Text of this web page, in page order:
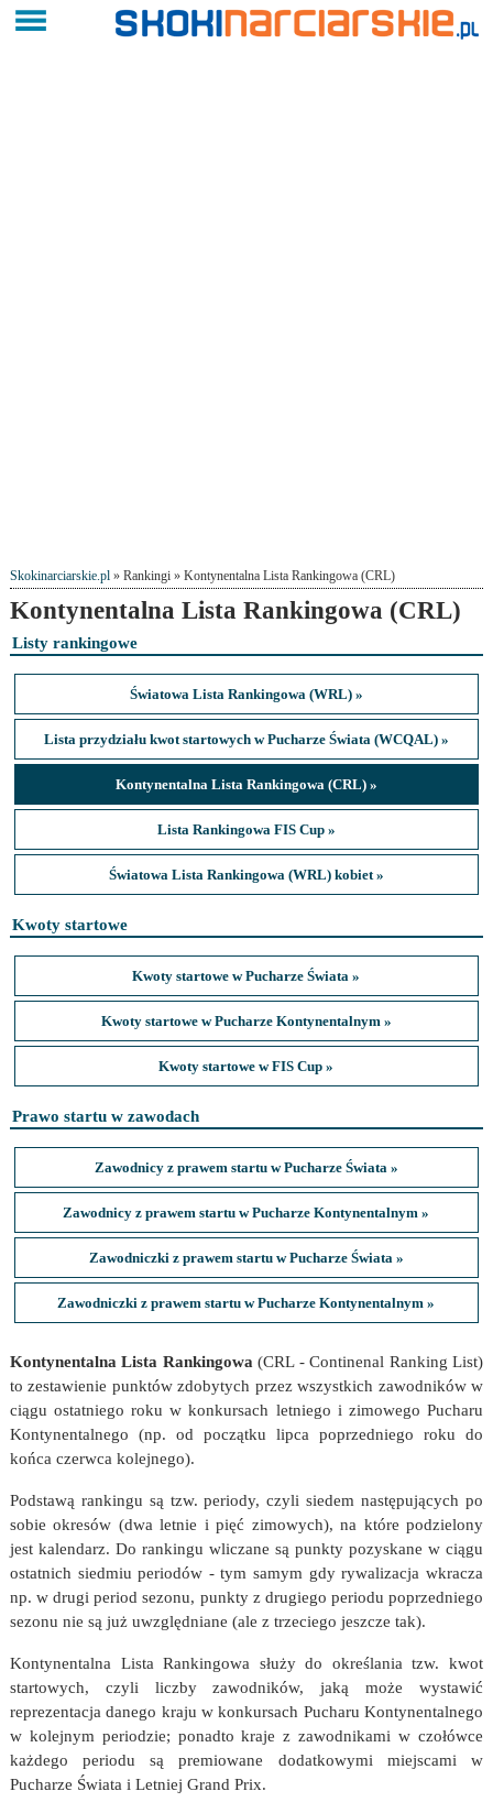
Skokinarciarskie.pl» Rankingi » Kontynentalna Lista Rankingowa (CRL)
Kontynentalna Lista Rankingowa (CRL)
Listy rankingowe
Światowa Lista Rankingowa (WRL) »
Lista przydziału kwot startowych w Pucharze Świata (WCQAL) »
Kontynentalna Lista Rankingowa (CRL) »
Lista Rankingowa FIS Cup »
Światowa Lista Rankingowa (WRL) kobiet »
Kwoty startowe
Kwoty startowe w Pucharze Świata »
Kwoty startowe w Pucharze Kontynentalnym »
Kwoty startowe w FIS Cup »
Prawo startu w zawodach
Zawodnicy z prawem startu w Pucharze Świata »
Zawodnicy z prawem startu w Pucharze Kontynentalnym »
Zawodniczki z prawem startu w Pucharze Świata »
Zawodniczki z prawem startu w Pucharze Kontynentalnym »
Kontynentalna Lista Rankingowa (CRL - Continenal Ranking List)
to zestawienie punktów zdobytych przez wszystkich zawodników w
ciągu ostatniego roku w konkursach letniego i zimowego Pucharu
Kontynentalnego (np. od początku lipca poprzedniego roku do
końca czerwca kolejnego).
Podstawą rankingu są tzw. periody, czyli siedem następujących po
sobie okresów (dwa letnie i pięć zimowych), na które podzielony
jest kalendarz. Do rankingu wliczane są punkty pozyskane w ciągu
ostatnich siedmiu periodów - tym samym gdy rywalizacja wkracza
np. w drugi period sezonu, punkty z drugiego periodu poprzedniego
sezonu nie są już uwzględniane (ale z trzeciego jeszcze tak).
Kontynentalna Lista Rankingowa służy do określania tzw. kwot
startowych, czyli liczby zawodników, jaką może wystawić
reprezentacja danego kraju w konkursach Pucharu Kontynentalnego
w kolejnym periodzie; ponadto kraje z zawodnikami w czołówce
każdego periodu są premiowane dodatkowymi miejscami w
Pucharze Świata i Letniej Grand Prix.